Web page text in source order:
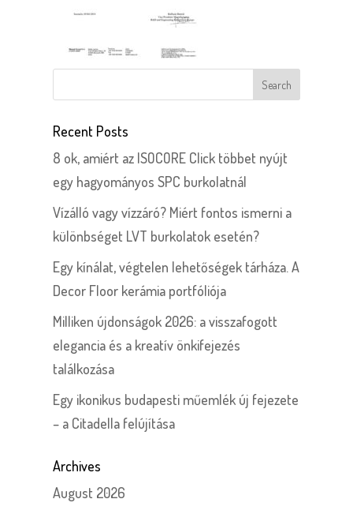
Recent Posts
8 ok, amiért az ISOCORE Click többet nyújt
egy hagyományos SPC burkolatnál
Vízálló vagy vízzáró? Miért fontos ismerni a
különbséget LVT burkolatok esetén?
Egy kínálat, végtelen lehetőségek tárháza. A
Decor Floor kerámia portfóliója
Milliken újdonságok 2026: a visszafogott
elegancia és a kreatív önkifejezés
találkozása
Egy ikonikus budapesti műemlék új fejezete
– a Citadella felújítása
Archives
August 2026